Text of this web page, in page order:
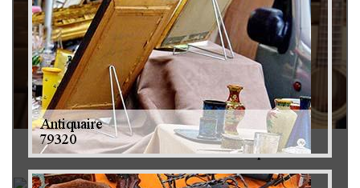
Rachat instrument de musique 79